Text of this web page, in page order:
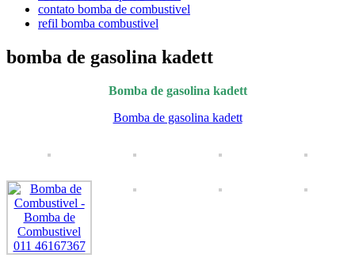
contato bomba de combustivel
refil bomba combustivel
bomba de gasolina kadett
Bomba de gasolina kadett
Bomba de gasolina kadett